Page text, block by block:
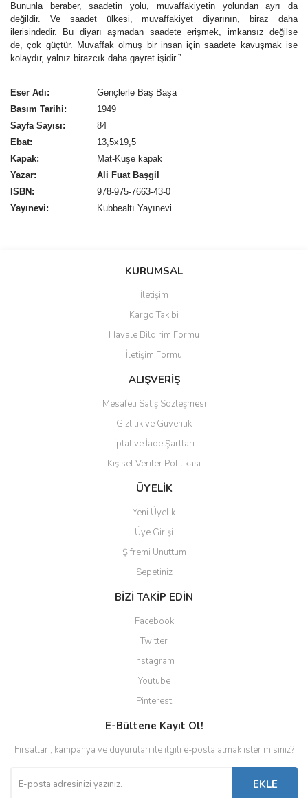
Bununla beraber, saadetin yolu, muvaffakiyetin yolundan ayrı da
değildir. Ve saadet ülkesi, muvaffakiyet diyarının, biraz daha
ilerisindedir. Bu diyarı aşmadan saadete erişmek, imkansız değilse
de, çok güçtür. Muvaffak olmuş bir insan için saadete kavuşmak ise
kolaydır, yalnız birazcık daha gayret işidir.”
Eser Adı:
Gençlerle Baş Başa
Basım Tarihi:
1949
Sayfa Sayısı:
84
Ebat:
13,5x19,5
Kapak:
Mat-Kuşe kapak
Yazar:
Ali Fuat Başgil
ISBN:
978-975-7663-43-0
Yayınevi:
Kubbealtı Yayınevi
Bu ürüne ilk yorumu siz yapın!
Ürün resmi kalitesiz, bozuk veya görüntülenemiyor.
Ürün açıklamasında eksik bilgiler bulunuyor.
Ürün bilgilerinde hatalar bulunuyor.
Ürün fiyatı diğer sitelerden daha pahalı.
Gönder
KURUMSAL
İletişim
Kargo Takibi
Havale Bildirim Formu
İletişim Formu
ALIŞVERİŞ
Mesafeli Satış Sözleşmesi
Gizlilik ve Güvenlik
İptal ve İade Şartları
Kişisel Veriler Politikası
ÜYELİK
Yeni Üyelik
Üye Girişi
Şifremi Unuttum
Sepetiniz
BİZİ TAKİP EDİN
Facebook
Twitter
Instagram
Youtube
Pinterest
E-Bültene Kayıt Ol!
Fırsatları, kampanya ve duyuruları ile ilgili e-posta almak ister misiniz?
EKLE